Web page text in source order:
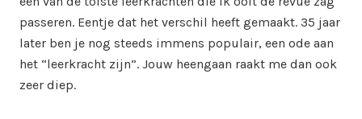
passeren. Eentje dat het verschil heeft gemaakt. 35 jaar
later ben je nog steeds immens populair, een ode aan
het “leerkracht zijn”. Jouw heengaan raakt me dan ook
zeer diep.